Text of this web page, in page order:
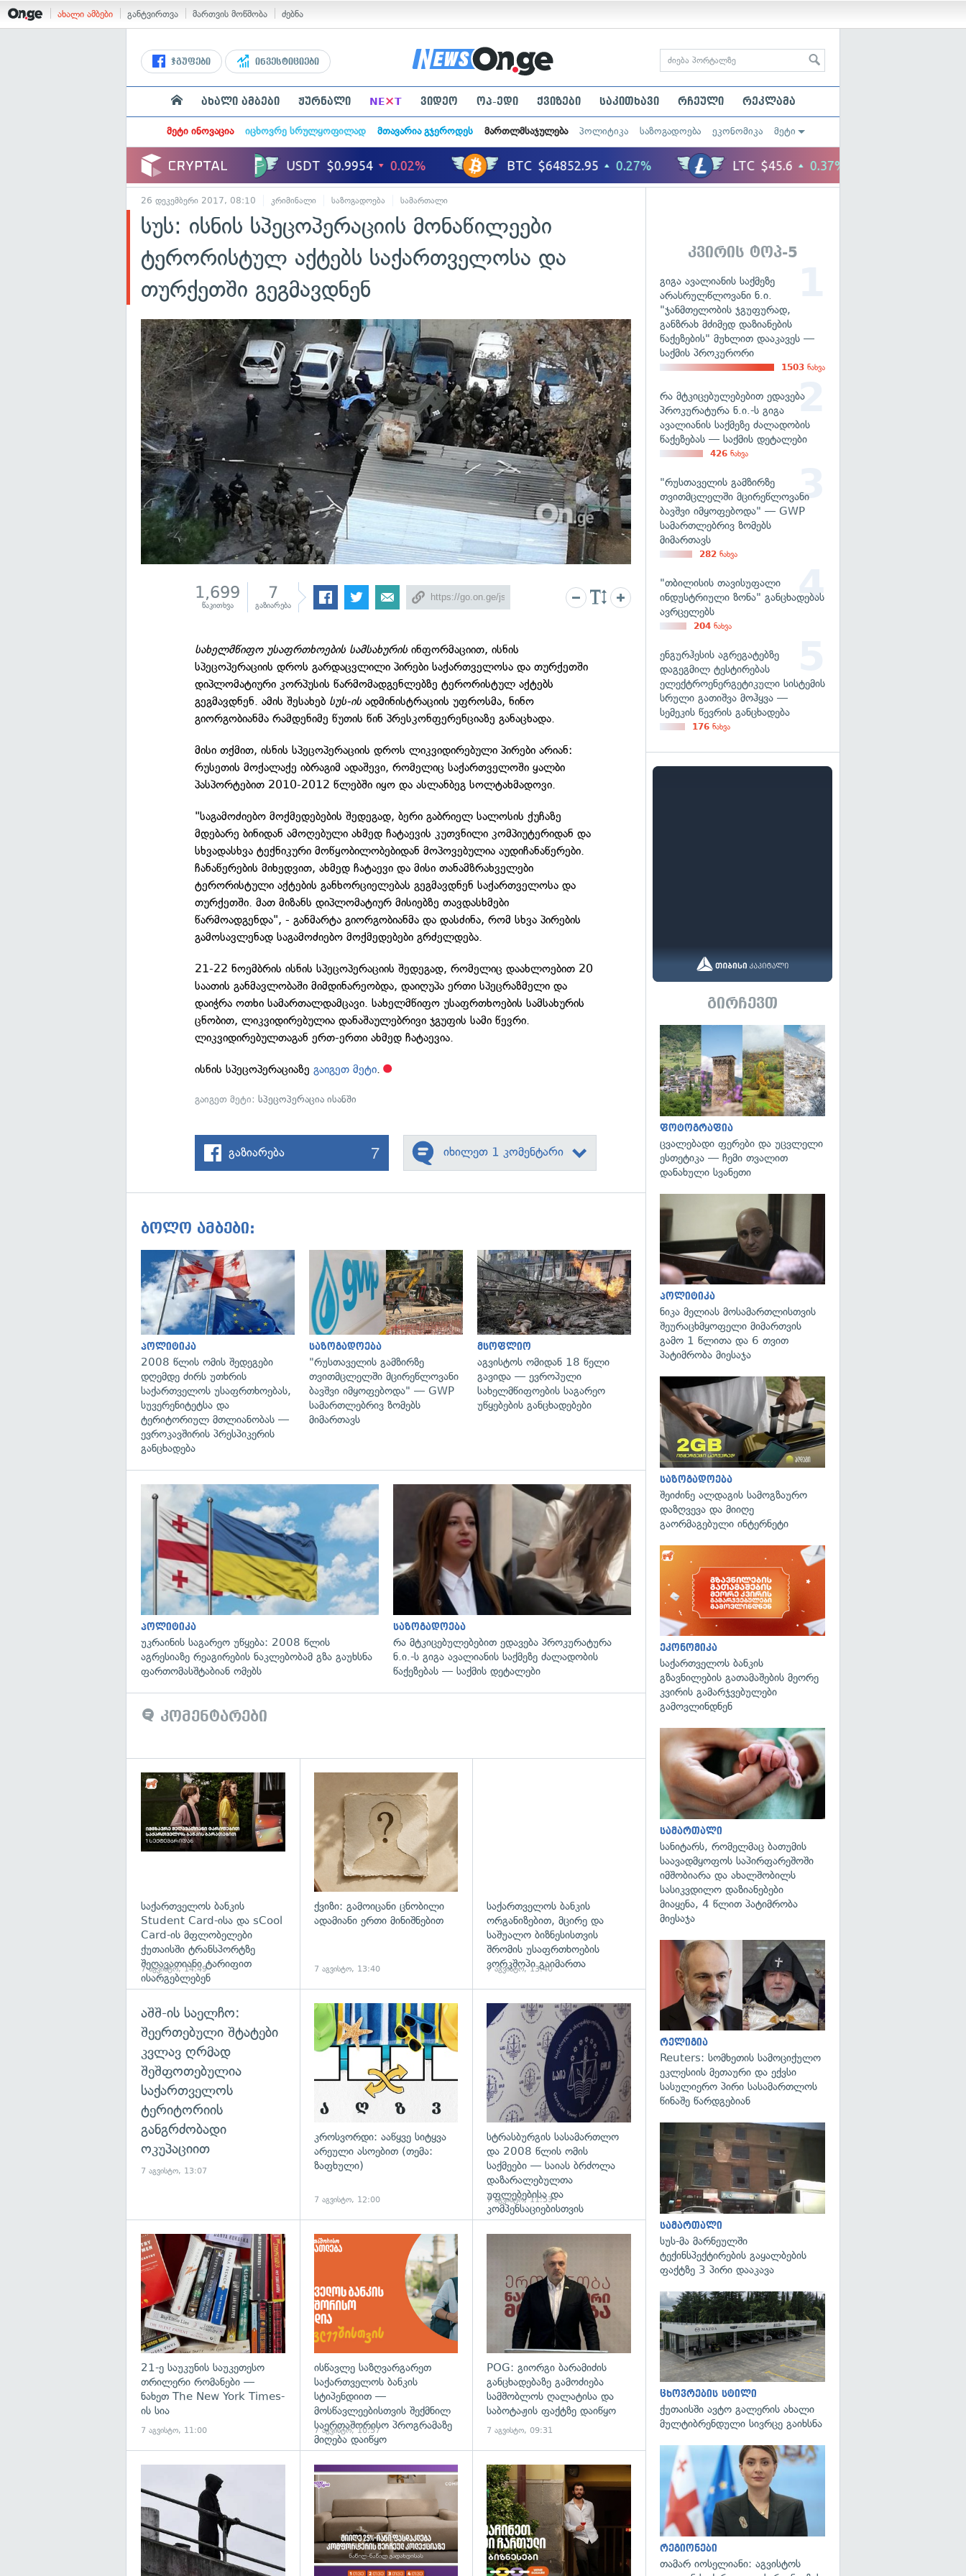
ახალი ამბები განტვირთვა მართვის მოწმობა ძებნა
ჯგუფები ინვესტიციები
ახალი ამბები ჟურნალი NE×T ვიდეო ოპ-ედი ქვიზები საკითხავი რჩეული რეკლამა
მეტი ინოვაცია იცხოვრე სრულყოფილად მთავარია გჯეროდეს მართლმსაჯულება პოლიტიკა საზოგადოება ეკონომიკა მეტი
26 დეკემბერი 2017, 08:10 კრიმინალი საზოგადოება სამართალი
სუს: ისნის სპეცოპერაციის მონაწილეები
ტერორისტულ აქტებს საქართველოსა და
თურქეთში გეგმავდნენ
1,699
წაკითხვა
7
გაზიარება
სახელმწიფო უსაფრთხოების სამსახურისინფორმაციით, ისნის
სპეცოპერაციის დროს გარდაცვლილი პირები საქართველოსა და თურქეთში
დიპლომატიური კორპუსის წარმომადგენლებზე ტერორისტულ აქტებს
გეგმავდნენ. ამის შესახებ სუს-ისადმინისტრაციის უფროსმა, ნინო
გიორგობიანმა რამდენიმე წუთის წინ პრესკონფერენციაზე განაცხადა.
მისი თქმით, ისნის სპეცოპერაციის დროს ლიკვიდირებული პირები არიან:
რუსეთის მოქალაქე იბრაგიმ ადაშევი, რომელიც საქართველოში ყალბი
პასპორტებით 2010-2012 წლებში იყო და ასლანბეგ სოლტახმადოვი.
"საგამოძიებო მოქმედებების შედეგად, ბერი გაბრიელ სალოსის ქუჩაზე
მდებარე ბინიდან ამოღებული ახმედ ჩატაევის კუთვნილი კომპიუტერიდან და
სხვადასხვა ტექნიკური მოწყობილობებიდან მოპოვებულია აუდიჩანაწერები.
ჩანაწერების მიხედვით, ახმედ ჩატაევი და მისი თანამზრახველები
ტერორისტული აქტების განხორციელებას გეგმავდნენ საქართველოსა და
თურქეთში. მათ მიზანს დიპლომატიურ მისიებზე თავდასხმები
წარმოადგენდა", - განმარტა გიორგობიანმა და დასძინა, რომ სხვა პირების
გამოსავლენად საგამოძიებო მოქმედებები გრძელდება.
21-22 ნოემბრის ისნის სპეცოპერაციის შედეგად, რომელიც დაახლოებით 20
საათის განმავლობაში მიმდინარეობდა, დაიღუპა ერთი სპეცრაზმელი და
დაიჭრა ოთხი სამართალდამცავი. სახელმწიფო უსაფრთხოების სამსახურის
ცნობით, ლიკვიდირებულია დანაშაულებრივი ჯგუფის სამი წევრი.
ლიკვიდირებულთაგან ერთ-ერთი ახმედ ჩატაევია.
ისნის სპეცოპერაციაზეგაიგეთ მეტი.
გაიგეთ მეტი:სპეცოპერაცია ისანში
გაზიარება 7 იხილეთ 1 კომენტარი
ბოლო ამბები:
გადახედვა
პოლიტიკა
2008 წლის ომის შედეგები
დღემდე ძირს უთხრის
საქართველოს უსაფრთხოებას,
სუვერენიტეტსა და
ტერიტორიულ მთლიანობას —
ევროკავშირის პრესპიკერის
განცხადება
გადახედვა
საზოგადოება
"რუსთაველის გამზირზე
თვითმცლელში მცირეწლოვანი
ბავშვი იმყოფებოდა" — GWP
სამართლებრივ ზომებს
მიმართავს
გადახედვა
მსოფლიო
აგვისტოს ომიდან 18 წელი
გავიდა — ევროპული
სახელმწიფოების საგარეო
უწყებების განცხადებები
გადახედვა
პოლიტიკა
უკრაინის საგარეო უწყება: 2008 წლის
აგრესიაზე რეაგირების ნაკლებობამ გზა გაუხსნა
ფართომასშტაბიან ომებს
გადახედვა
საზოგადოება
რა მტკიცებულებებით ედავება პროკურატურა
ნ.ი.-ს გიგა ავალიანის საქმეზე ძალადობის
წაქეზებას — საქმის დეტალები
კომენტარები
საქართველოს ბანკის
Student Card-ისა და sCool
Card-ის მფლობელები
ქუთაისში ტრანსპორტზე
შეღავათიანი ტარიფით
ისარგებლებენ
7 აგვისტო, 14:49
ქვიზი: გამოიცანი ცნობილი
ადამიანი ერთი მინიშნებით
7 აგვისტო, 13:40
საქართველოს ბანკის
ორგანიზებით, მცირე და
საშუალო ბიზნესისთვის
შრომის უსაფრთხოების
ვორკშოპი გაიმართა
7 აგვისტო, 13:40
აშშ-ის საელჩო:
შეერთებული შტატები
კვლავ ღრმად
შეშფოთებულია
საქართველოს
ტერიტორიის
განგრძობადი
ოკუპაციით
7 აგვისტო, 13:07
გადახედვა
კროსვორდი: ააწყვე სიტყვა
არეული ასოებით (თემა:
ზაფხული)
7 აგვისტო, 12:00
გადახედვა
სტრასბურგის სასამართლო
და 2008 წლის ომის
საქმეები — საიას ბრძოლა
დაზარალებულთა
უფლებებისა და
კომპენსაციებისთვის
7 აგვისტო, 11:53
გადახედვა
21-ე საუკუნის საუკეთესო
თრილერი რომანები —
ნახეთ The New York Times-
ის სია
7 აგვისტო, 11:00
ისწავლე საზღვარგარეთ
საქართველოს ბანკის
სტიპენდიით —
მოსწავლეებისთვის შექმნილ
საერთაშორისო პროგრამაზე
მიღება დაიწყო
7 აგვისტო, 10:57
გადახედვა
POG: გიორგი ბარამიძის
განცხადებაზე გამოძიება
სამშობლოს ღალატისა და
საბოტაჟის ფაქტზე დაიწყო
7 აგვისტო, 09:31
გადახედვა
კვირის ტოპ-5
გიგა ავალიანის საქმეზე
არასრულწლოვანი ნ.ი.
"ჯანმთელობის ჯგუფურად,
განზრახ მძიმედ დაზიანების
წაქეზების" მუხლით დააკავეს —
საქმის პროკურორი
1503 ნახვა
რა მტკიცებულებებით ედავება
პროკურატურა ნ.ი.-ს გიგა
ავალიანის საქმეზე ძალადობის
წაქეზებას — საქმის დეტალები
426 ნახვა
"რუსთაველის გამზირზე
თვითმცლელში მცირეწლოვანი
ბავშვი იმყოფებოდა" — GWP
სამართლებრივ ზომებს
მიმართავს
282 ნახვა
"თბილისის თავისუფალი
ინდუსტრიული ზონა" განცხადებას
ავრცელებს
204 ნახვა
ენგურჰესის აგრეგატებზე
დაგეგმილ ტესტირებას
ელექტროენერგეტიკული სისტემის
სრული გათიშვა მოჰყვა —
სემეკის წევრის განცხადება
176 ნახვა
გირჩევთ
ფოტოგრაფია
ცვალებადი ფერები და უცვლელი
ესთეტიკა — ჩემი თვალით
დანახული სვანეთი
პოლიტიკა
ნიკა მელიას მოსამართლისთვის
შეურაცხმყოფელი მიმართვის
გამო 1 წლითა და 6 თვით
პატიმრობა მიესაჯა
საზოგადოება
შეიძინე ალდაგის სამოგზაურო
დაზღვევა და მიიღე
გაორმაგებული ინტერნეტი
ეკონომიკა
საქართველოს ბანკის
გზავნილების გათამაშების მეორე
კვირის გამარჯვებულები
გამოვლინდნენ
სამართალი
სანიტარს, რომელმაც ბათუმის
საავადმყოფოს საპირფარეშოში
იმშობიარა და ახალშობილს
სასიკვდილო დაზიანებები
მიაყენა, 4 წლით პატიმრობა
მიესაჯა
რელიგია
Reuters: სომხეთის სამოციქულო
ეკლესიის მეთაური და ექვსი
სასულიერო პირი სასამართლოს
წინაშე წარდგებიან
სამართალი
სუს-მა მარნეულში
ტექინსპექტირების გაყალბების
ფაქტზე 3 პირი დააკავა
ცხოვრების სტილი
ქუთაისში ავტო გალერის ახალი
მულტიბრენდული სივრცე გაიხსნა
რეგიონები
თამარ იოსელიანი: აგვისტოს